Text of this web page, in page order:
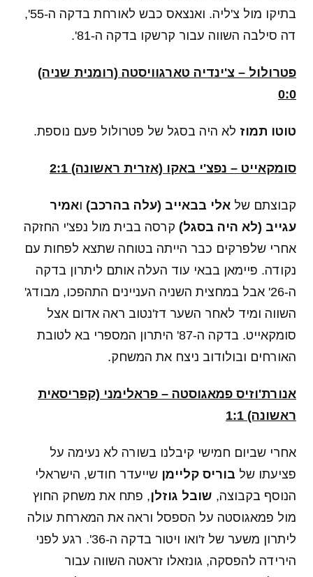
בתיקו מול צ'ליה. ואנצאס כבש לאורחת בדקה ה-55',
דה סילבה השווה עבור קרשקו בדקה ה-81'.
פטרולול – צ'ינדיה טארגוויסטה (רומנית שניה)
0:0
טוטו תמוז לא היה בסגל של פטרולול פעם נוספת.
סומקאייט – נפצ'י באקו (אזרית ראשונה) 2:1
קבוצתם של אלי בבאייב (עלה בהרכב) ואמיר
עגייב (לא היה בסגל) קרסה בבית מול נפצ'י החזקה
אחרי שלפרקים כבר הייתה בטוחה שתצא לפחות עם
נקודה. פיימאן בבאי עוד העלה אותם ליתרון בדקה
ה-26' אבל במחצית השניה העניינים התהפכו, מבודג'
השווה ומיד לאחר השער דז'נטוב ראה אדום אצל
סומקאייט. בדקה ה-87' היתרון המספרי בא לטובת
האורחים ובולודוב ניצח את המשחק.
אנורת'וזיס פמאגוסטה – פראלימני (קפריסאית
ראשונה) 1:1
אחרי שביום חמישי קיבלנו בשורה לא נעימה על
פציעתו של בוריס קליימן שייעדר חודש, הישראלי
הנוסף בקבוצה, שובל גוזלן, פתח את משחק החוץ
מול פמאגוסטה על הספסל וראה את המארחת עולה
ליתרון משער של ז'ואו ויטור בדקה ה-36'. רגע לפני
הירידה להפסקה, גונזאלו זראטה השווה עבור